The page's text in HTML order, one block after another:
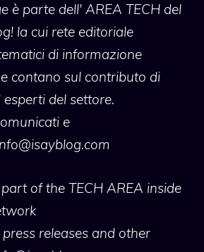
è parte dell' AREA TECH del
la cui rete editoriale
di informazione
contano sul contributo di
del settore.
e
of the TECH AREA inside
releases and other